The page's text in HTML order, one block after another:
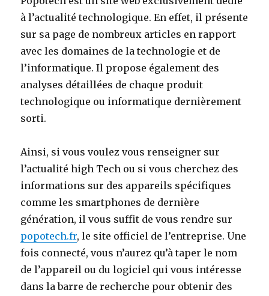
à l’actualité technologique. En effet, il présente
sur sa page de nombreux articles en rapport
avec les domaines de la technologie et de
l’informatique. Il propose également des
analyses détaillées de chaque produit
technologique ou informatique dernièrement
sorti.
Ainsi, si vous voulez vous renseigner sur
l’actualité high Tech ou si vous cherchez des
informations sur des appareils spécifiques
comme les smartphones de dernière
génération, il vous suffit de vous rendre sur
popotech.fr, le site officiel de l’entreprise. Une
fois connecté, vous n’aurez qu’à taper le nom
de l’appareil ou du logiciel qui vous intéresse
dans la barre de recherche pour obtenir des